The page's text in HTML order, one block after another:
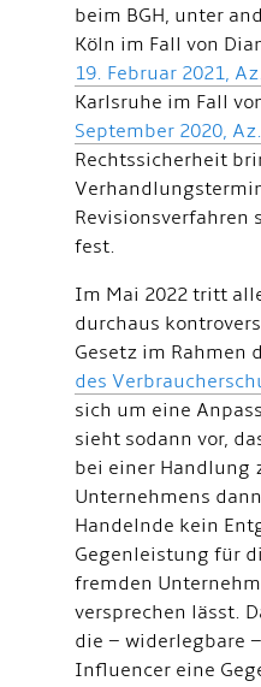
beim BGH, unter
Köln im Fall von
19. Februar 2021,
Karlsruhe im Fall
September 2020,
Rechtssicherheit
fest.
Im Mai 2022 tritt
durchaus
Gesetz im Rahmen
des
sich um eine
sieht sodann vor,
bei einer Handlung
Unternehmens
Handelnde kein
Gegenleistung für
fremden
versprechen lässt.
die – widerlegbare
Influencer eine